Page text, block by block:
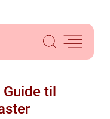
til